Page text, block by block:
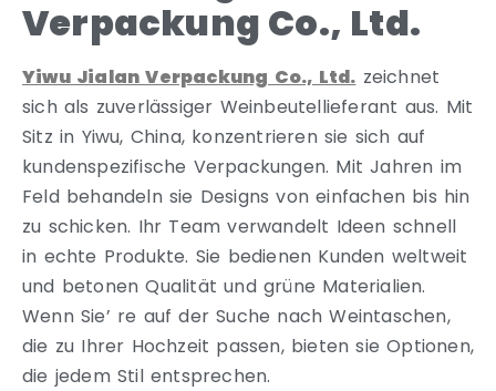
Verpackung Co., Ltd.
Yiwu Jialan Verpackung Co., Ltd. zeichnet
sich als zuverlässiger Weinbeutellieferant aus. Mit
Sitz in Yiwu, China, konzentrieren sie sich auf
kundenspezifische Verpackungen. Mit Jahren im
Feld behandeln sie Designs von einfachen bis hin
zu schicken. Ihr Team verwandelt Ideen schnell
in echte Produkte. Sie bedienen Kunden weltweit
und betonen Qualität und grüne Materialien.
Wenn Sie’ re auf der Suche nach Weintaschen,
die zu Ihrer Hochzeit passen, bieten sie Optionen,
die jedem Stil entsprechen.